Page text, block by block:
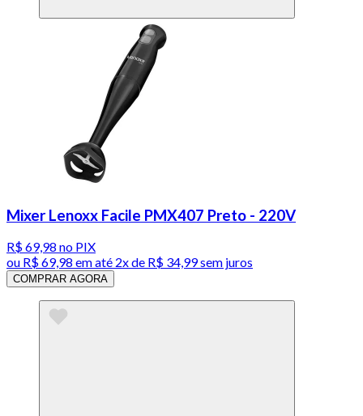
Mixer Lenoxx Facile PMX407 Preto - 220V
R$ 69,98 no PIX
ou R$ 69,98 em até 2x de R$ 34,99 sem juros
COMPRAR AGORA